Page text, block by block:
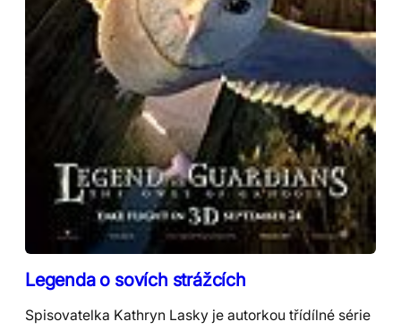
Legenda o sovích strážcích
Spisovatelka Kathryn Lasky je autorkou třídílné série